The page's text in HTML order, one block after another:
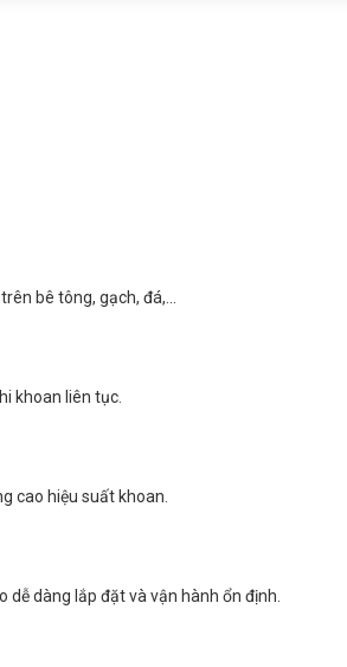
trên bê tông, gạch, đá,…
khoan liên tục.
cao hiệu suất khoan.
dễ dàng lắp đặt và vận hành ổn định.